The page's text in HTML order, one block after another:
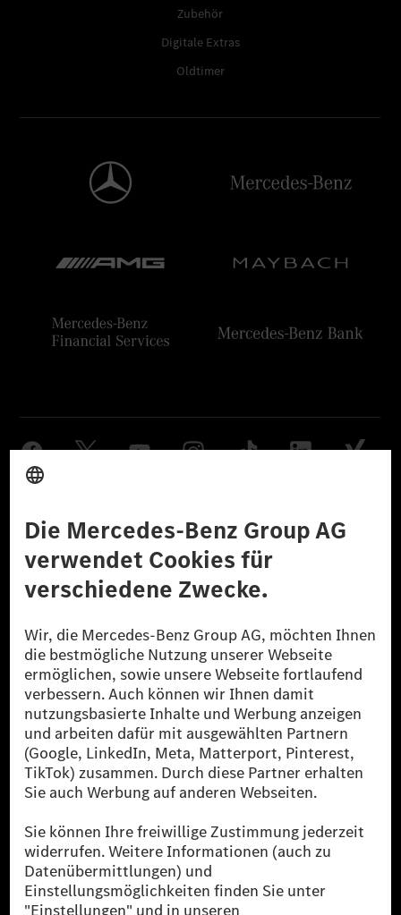
Zubehör
Digitale Extras
Oldtimer
Datenschutz Lizenzhinweise Dritter Barrierefreiheit
© 2026 Mercedes-Benz Group AG. Alle Rechte vorbehalten.
[1] Bilanziell CO₂-neutral bedeutet, dass nicht vermiedene oder nicht
reduzierte CO₂-Emissionen bei der Mercedes-Benz Group durch
zertifizierte Ausgleichsprojekte kompensiert werden.
[2] Renewable Charging ist ein integraler Bestandteil von MB.CHARGE
Public in Europa, den USA, Kanada und China. Sofern an der jeweiligen
Ladestation noch kein Strom aus erneuerbaren Energien vorliegt,
verwendet Renewable Charging Grünstromzertifikate*. Diese stellen
sicher, dass für Ladevorgänge über MB.CHARGE Public eine äquivalente
Strommenge aus erneuerbaren Energien ins Stromnetz eingespeist wird.
* Inkl. EKOenergy Ökolabel
* Die angegebenen Werte wurden nach dem vorgeschriebenen
Messverfahren WLTP (Worldwide harmonised Light vehicles Test
Procedure) ermittelt. Die angegebenen Spannweiten beziehen sich auf
den europäischen Markt. Der Energieverbrauch und der CO₂-Ausstoß